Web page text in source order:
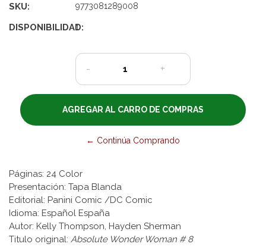
SKU: 9773081289008
DISPONIBILIDAD:
1
- +
← Continúa Comprando
Páginas: 24 Color
Presentación: Tapa Blanda
Editorial: Panini Comic /DC Comic
Idioma: Español España
Autor: Kelly Thompson, Hayden Sherman
Titulo original: Absolute Wonder Woman # 8